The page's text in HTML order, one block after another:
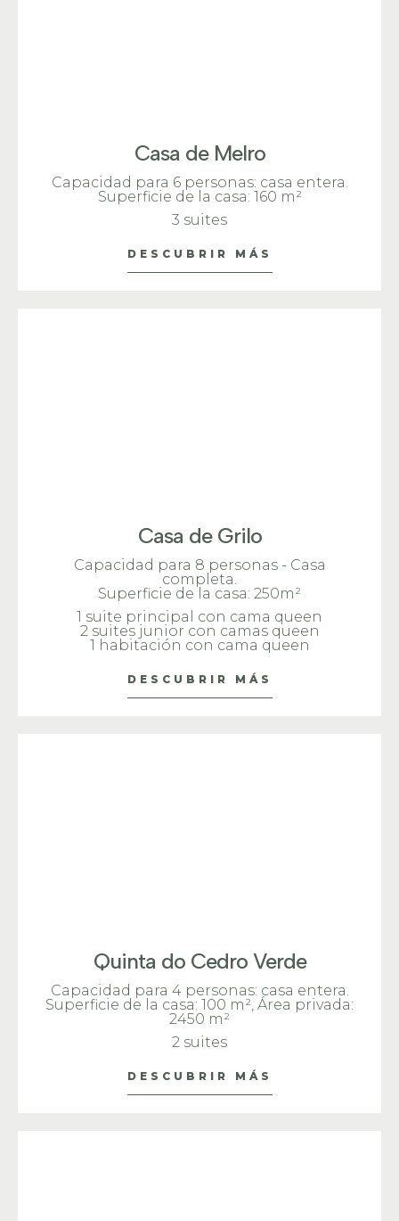
Casa de Melro
Capacidad para 6 personas: casa entera.
Superficie de la casa: 160 m²
3 suites
DESCUBRIR MÁS
Casa de Grilo
Capacidad para 8 personas - Casa
completa.
Superficie de la casa: 250m²
1 suite principal con cama queen
2 suites junior con camas queen
1 habitación con cama queen
DESCUBRIR MÁS
Quinta do Cedro Verde
Capacidad para 4 personas: casa entera.
Superficie de la casa: 100 m², Área privada:
2450 m²
2 suites
DESCUBRIR MÁS